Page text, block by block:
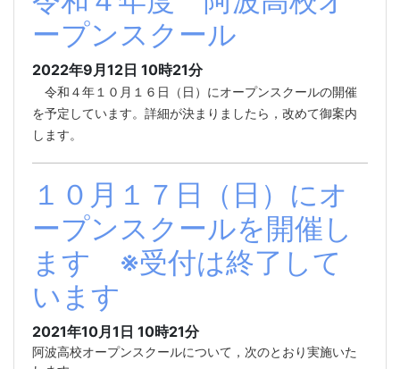
ープンスクール
2022年9月12日 10時21分
令和４年１０月１６日（日）にオープンスクールの開催
を予定しています。詳細が決まりましたら，改めて御案内
します。
１０月１７日（日）にオ
ープンスクールを開催し
ます ※受付は終了して
います
2021年10月1日 10時21分
阿波高校オープンスクールについて，次のとおり実施いた